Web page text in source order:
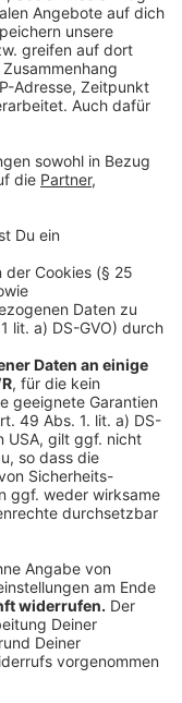
sicher eine
oder
über die App
einschalten:
an meine
Apps, die Druck
zahlen. Die App-